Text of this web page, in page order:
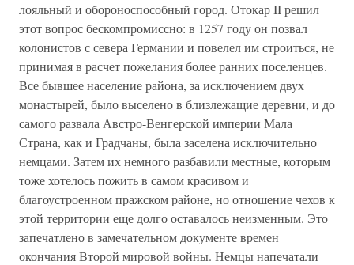
лояльный и обороноспособный город. Отокар II решил
этот вопрос бескомпромиссно: в 1257 году он позвал
колонистов с севера Германии и повелел им строиться, не
принимая в расчет пожелания более ранних поселенцев.
Все бывшее население района, за исключением двух
монастырей, было выселено в близлежащие деревни, и до
самого развала Австро-Венгерской империи Мала
Страна, как и Градчаны, была заселена исключительно
немцами. Затем их немного разбавили местные, которым
тоже хотелось пожить в самом красивом и
благоустроенном пражском районе, но отношение чехов к
этой территории еще долго оставалось неизменным. Это
запечатлено в замечательном документе времен
окончания Второй мировой войны. Немцы напечатали